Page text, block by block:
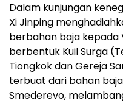
Dalam kunjungan
Xi Jinping
berbahan baja kepada
berbentuk Kuil Surga
Tiongkok dan Gereja
terbuat dari bahan
Smederevo,